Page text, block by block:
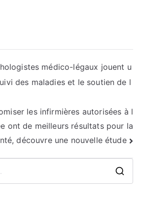
médico-légaux jouent u
des maladies et le soutien de l
les infirmières autorisées à l
ont de meilleurs résultats pour la
découvre une nouvelle étude